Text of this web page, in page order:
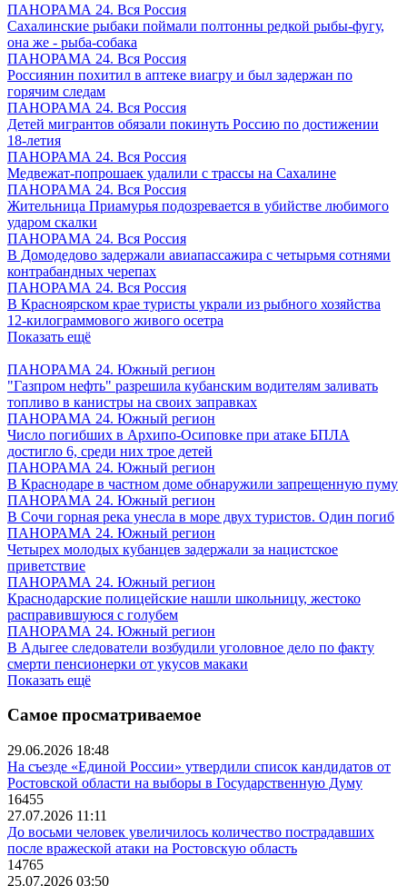
ПАНОРАМА 24. Вся Россия
Сахалинские рыбаки поймали полтонны редкой рыбы-фугу,
она же - рыба-собака
ПАНОРАМА 24. Вся Россия
Россиянин похитил в аптеке виагру и был задержан по
горячим следам
ПАНОРАМА 24. Вся Россия
Детей мигрантов обязали покинуть Россию по достижении
18-летия
ПАНОРАМА 24. Вся Россия
Медвежат-попрошаек удалили с трассы на Сахалине
ПАНОРАМА 24. Вся Россия
Жительница Приамурья подозревается в убийстве любимого
ударом скалки
ПАНОРАМА 24. Вся Россия
В Домодедово задержали авиапассажира с четырьмя сотнями
контрабандных черепах
ПАНОРАМА 24. Вся Россия
В Красноярском крае туристы украли из рыбного хозяйства
12-килограммового живого осетра
Показать ещё
ПАНОРАМА 24. Южный регион
"Газпром нефть" разрешила кубанским водителям заливать
топливо в канистры на своих заправках
ПАНОРАМА 24. Южный регион
Число погибших в Архипо-Осиповке при атаке БПЛА
достигло 6, среди них трое детей
ПАНОРАМА 24. Южный регион
В Краснодаре в частном доме обнаружили запрещенную пуму
ПАНОРАМА 24. Южный регион
В Сочи горная река унесла в море двух туристов. Один погиб
ПАНОРАМА 24. Южный регион
Четырех молодых кубанцев задержали за нацистское
приветствие
ПАНОРАМА 24. Южный регион
Краснодарские полицейские нашли школьницу, жестоко
расправившуюся с голубем
ПАНОРАМА 24. Южный регион
В Адыгее следователи возбудили уголовное дело по факту
смерти пенсионерки от укусов макаки
Показать ещё
Самое просматриваемое
29.06.2026 18:48
На съезде «Единой России» утвердили список кандидатов от
Ростовской области на выборы в Государственную Думу
16455
27.07.2026 11:11
До восьми человек увеличилось количество пострадавших
после вражеской атаки на Ростовскую область
14765
25.07.2026 03:50